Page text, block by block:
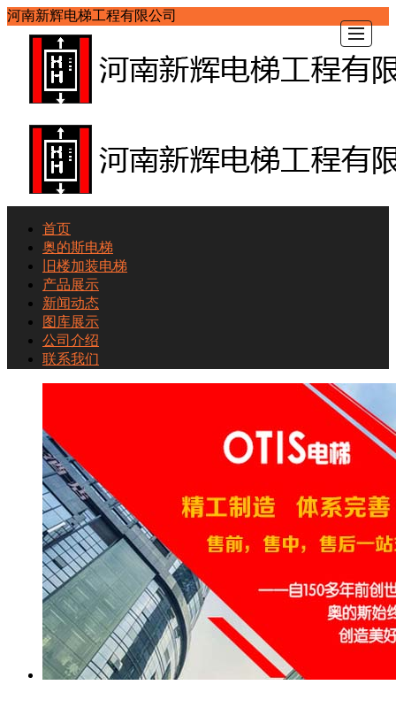
河南新辉电梯工程有限公司
奥的斯电梯
旧楼加装电梯
产品展示
新闻动态
公司介绍
联系我们
首页
奥的斯电梯
旧楼加装电梯
产品展示
新闻动态
图库展示
公司介绍
联系我们